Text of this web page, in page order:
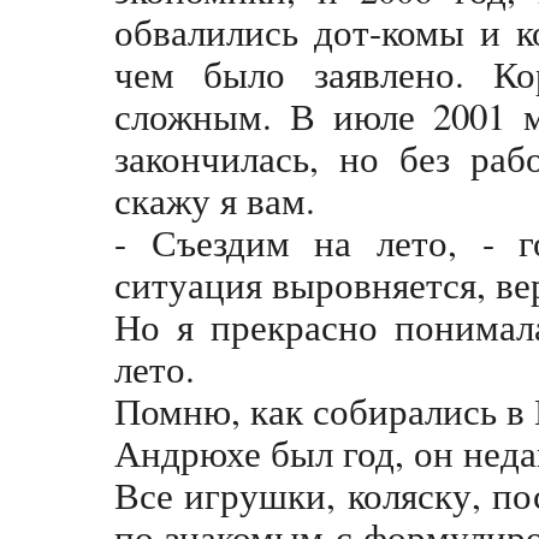
обвалились дот-комы и
чем было заявлено.
сложным. В июле 2001
закончилась, но без
скажу я вам.
- Съездим на лето, -
ситуация выровняется,
Но я прекрасно
лето.
Помню, как собирались
Андрюхе был год, он
Все игрушки, коляску,